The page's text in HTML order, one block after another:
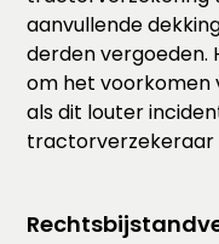
aanvullende
derden vergoeden.
om het voorkomen
als dit louter
tractorverzekeraar